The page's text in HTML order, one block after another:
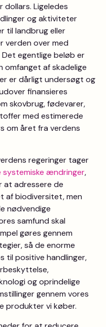
Ligeledes
og aktiviteter
til landbrug eller
verden over med
egentlige beløb er
omfanget af skadelige
er dårligt undersøgt og
finansieres
skovbrug, fødevarer,
med estimerede
om året fra verdens
regeringer tager
systemiske ændringer,
at adressere de
af biodiversitet, men
nødvendige
samfund skal
gøres gennem
så de enorme
til positive handlinger,
og oprindelige
gennem vores
produkter vi køber.